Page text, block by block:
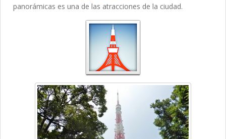
panorámicas es una de las atracciones de la ciudad.